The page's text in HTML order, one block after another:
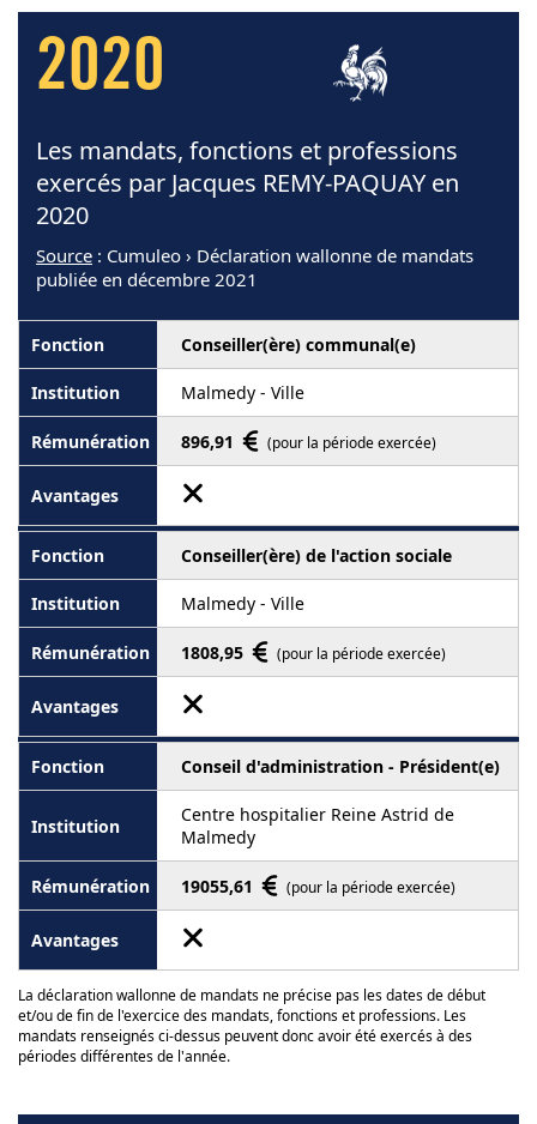
2020
Les mandats, fonctions et professions
exercés par Jacques REMY-PAQUAY en
2020
Source : Cumuleo › Déclaration wallonne de mandats
publiée en décembre 2021
Conseiller(ère) communal(e)
Malmedy - Ville
896,91 (pour la période exercée)
Conseiller(ère) de l'action sociale
Malmedy - Ville
1808,95 (pour la période exercée)
Conseil d'administration - Président(e)
Centre hospitalier Reine Astrid de
Malmedy
19055,61 (pour la période exercée)
La déclaration wallonne de mandats ne précise pas les dates de début
et/ou de fin de l'exercice des mandats, fonctions et professions. Les
mandats renseignés ci-dessus peuvent donc avoir été exercés à des
périodes différentes de l'année.